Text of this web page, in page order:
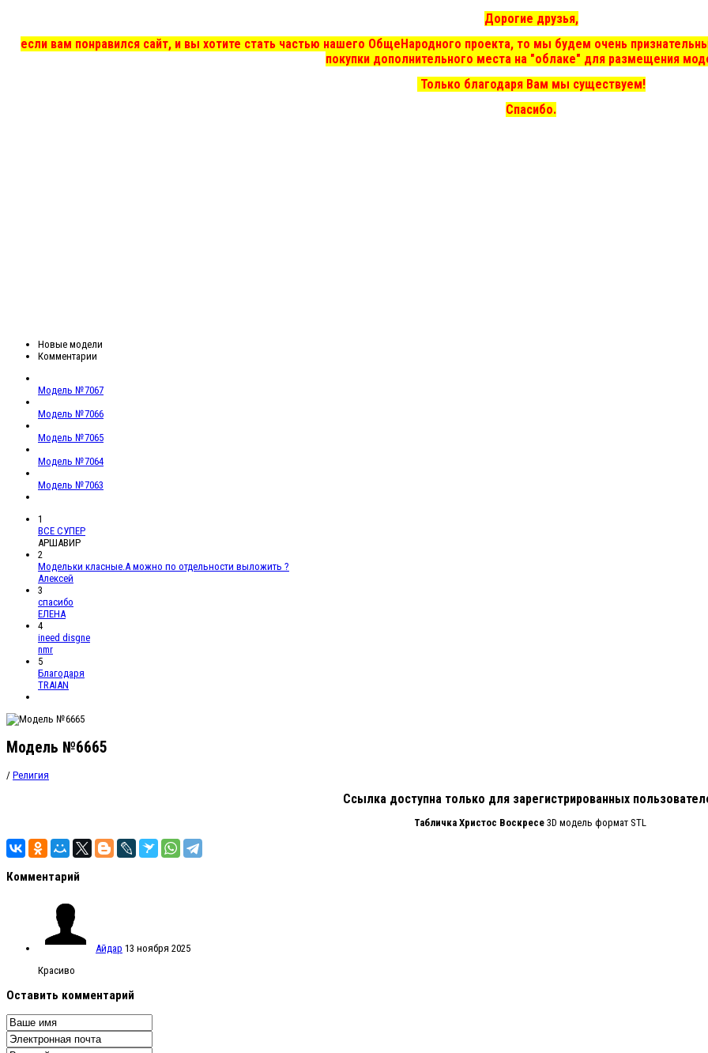
Дорогие друзья,
если вам понравился сайт, и вы хотите стать частью нашего ОбщеНародного проекта, то мы будем очень
покупки дополнительного места на "облаке" для размещения
Только благодаря Вам мы существуем!
Спасибо.
Новые модели
Комментарии
Модель №7067
Модель №7066
Модель №7065
Модель №7064
Модель №7063
1
ВСЕ СУПЕР
АРШАВИР
2
Модельки класные.А можно по отдельности выложить ?
Алексей
3
спасибо
ЕЛЕНА
4
ineed disgne
nmr
5
Благодаря
TRAIAN
Модель №6665
/ Религия
Ссылка доступна только для зарегистрированных
Табличка Христос Воскресе 3D модель формат STL
Комментарий
Айдар 13 ноября 2025
Красиво
Оставить комментарий